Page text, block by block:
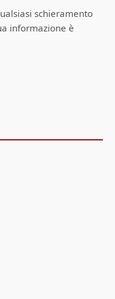
schieramento
informazione è